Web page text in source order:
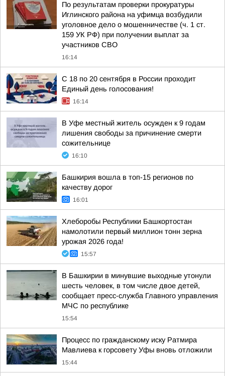
По результатам проверки прокуратуры
Иглинского района на уфимца возбудили
уголовное дело о мошенничестве (ч. 1 ст.
159 УК РФ) при получении выплат за
участников СВО
16:14
С 18 по 20 сентября в России проходит
Единый день голосования!
16:14
В Уфе местный житель осужден к 9 годам
лишения свободы за причинение смерти
сожительнице
16:10
Башкирия вошла в топ-15 регионов по
качеству дорог
16:01
Хлеборобы Республики Башкортостан
намолотили первый миллион тонн зерна
урожая 2026 года!
15:57
В Башкирии в минувшие выходные утонули
шесть человек, в том числе двое детей,
сообщает пресс-служба Главного управления
МЧС по республике
15:54
Процесс по гражданскому иску Ратмира
Мавлиева к горсовету Уфы вновь отложили
15:44